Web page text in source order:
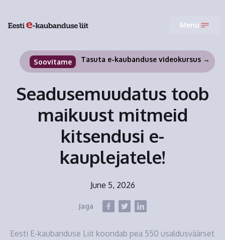
Menu
Soovitame Tasuta e-kaubanduse videokursus →
Seadusemuudatus toob
maikuust mitmeid
kitsendusi e-
kauplejatele!
June 5, 2026
Jaga
Eesti E-kaubanduse Liit koondab pea 550 usaldusväärset